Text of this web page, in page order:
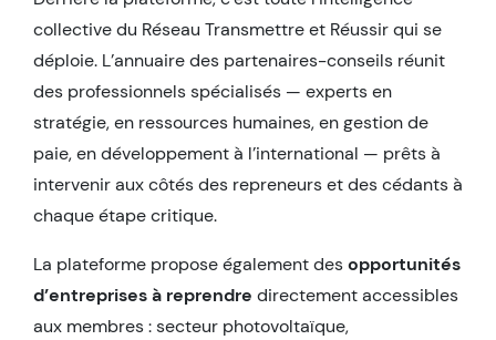
collective du Réseau Transmettre et Réussir qui se
déploie. L’annuaire des partenaires-conseils réunit
des professionnels spécialisés — experts en
stratégie, en ressources humaines, en gestion de
paie, en développement à l’international — prêts à
intervenir aux côtés des repreneurs et des cédants à
chaque étape critique.
La plateforme propose également desopportunités
d’entreprises à reprendre directement accessibles
aux membres : secteur photovoltaïque,